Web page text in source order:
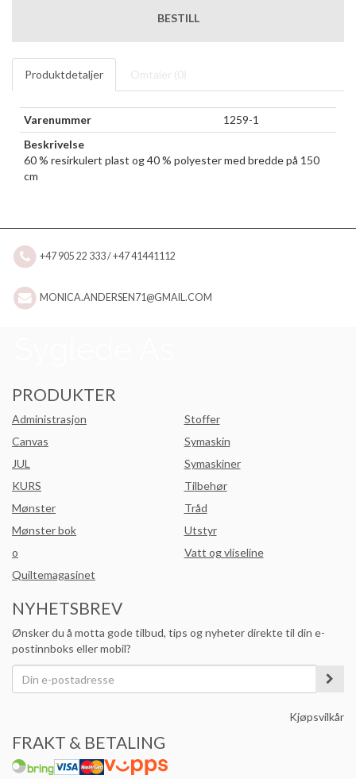
BESTILL
Produktdetaljer Omtaler (0)
Varenummer
1259-1
Beskrivelse
60 % resirkulert plast og 40 % polyester med bredde på 150
cm
+47 905 22 333 / +47 41441112
MONICA.ANDERSEN71@GMAIL.COM
PRODUKTER
Administrasjon
Canvas
JUL
KURS
Mønster
Mønster bok
o
Quiltemagasinet
Stoffer
Symaskin
Symaskiner
Tilbehør
Tråd
Utstyr
Vatt og vliseline
NYHETSBREV
Ønsker du å motta gode tilbud, tips og nyheter direkte til din e-
postinnboks eller mobil?
Kjøpsvilkår
FRAKT & BETALING